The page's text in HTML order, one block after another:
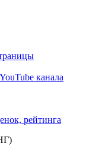
канала
рейтинга